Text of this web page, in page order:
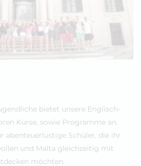
bietet unsere Englisch-
Kurse, sowie Programme an.
abenteuerlustige Schüler, die ihr
und Malta gleichzeitig mit
möchten.